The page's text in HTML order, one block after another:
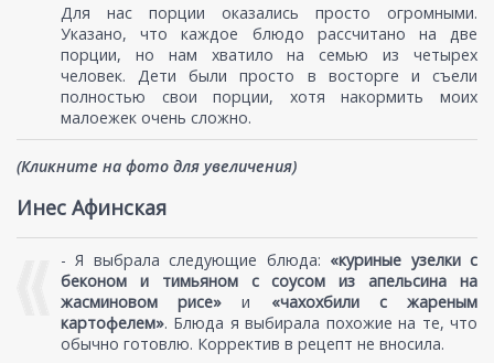
Для нас порции оказались просто огромными.
Указано, что каждое блюдо рассчитано на две
порции, но нам хватило на семью из четырех
человек. Дети были просто в восторге и съели
полностью свои порции, хотя накормить моих
малоежек очень сложно.
(Кликните на фото для увеличения)
Инес Афинская
- Я выбрала следующие блюда: «куриные узелки с
беконом и тимьяном с соусом из апельсина на
жасминовом рисе» и «чахохбили с жареным
картофелем». Блюда я выбирала похожие на те, что
обычно готовлю. Корректив в рецепт не вносила.